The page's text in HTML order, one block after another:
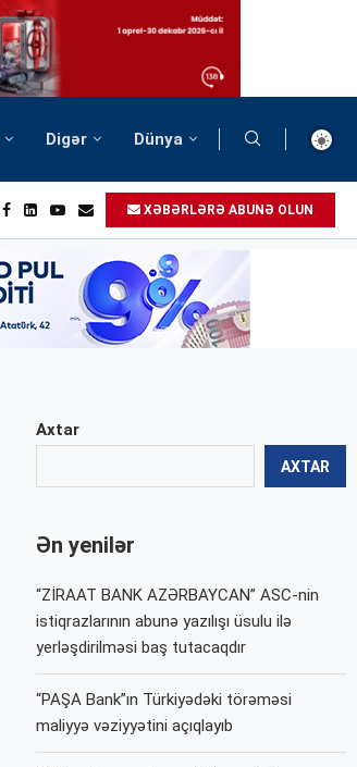
Digər Dünya
XƏBƏRLƏRƏ ABUNƏ OLUN
Axtar
AXTAR
Ən yenilər
“ZİRAAT BANK AZƏRBAYCAN” ASC-nin
istiqrazlarının abunə yazılışı üsulu ilə
yerləşdirilməsi baş tutacaqdır
“PAŞA Bank”ın Türkiyədəki törəməsi
maliyyə vəziyyətini açıqlayıb